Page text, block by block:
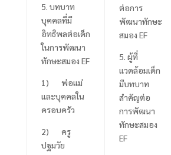
5. บทบาท
บุคคลที่มี
อิทธิพลต่อเด็ก
ในการพัฒนา
ทักษะสมอง EF
1) พ่อแม่
และบุคคลใน
ครอบครัว
2) ครู
ปฐมวัย
ต่อการ
พัฒนาทักษะ
สมอง EF
5. ผู้ที่
แวดล้อมเด็ก
มีบทบาท
สำคัญต่อ
การพัฒนา
ทักษะสมอง
EF